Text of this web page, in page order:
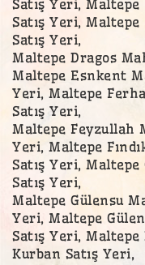
Satış Yeri,
Satış Yeri,
Satış Yeri,
Maltepe Dragos
Maltepe Esnkent
Yeri, Maltepe
Satış Yeri,
Maltepe Feyzullah
Yeri, Maltepe
Satış Yeri,
Satış Yeri,
Maltepe Gülensu
Yeri, Maltepe
Satış Yeri,
Kurban Satış Yeri,